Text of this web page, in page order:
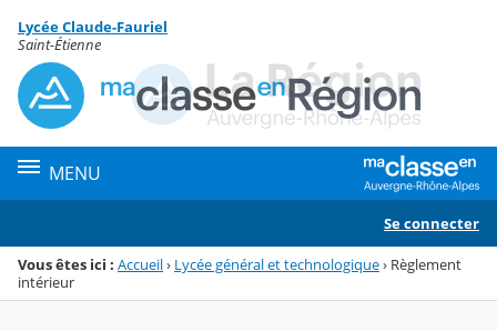
Menu de la rubrique
Contenu
Lycée Claude-Fauriel
Saint-Étienne
MENU
Se connecter
Vous êtes ici : Accueil› Lycée général et technologique› Règlement
intérieur